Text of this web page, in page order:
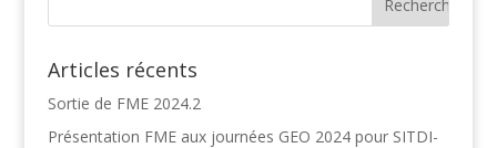
Articles récents
Sortie de FME 2024.2
Présentation FME aux journées GEO 2024 pour SITDI-